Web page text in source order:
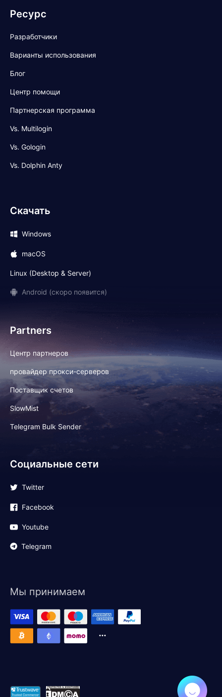
Ресурс
Разработчики
Варианты использования
Блог
Центр помощи
Партнерская программа
Vs. Multilogin
Vs. Gologin
Vs. Dolphin Anty
Скачать
Windows
macOS
Linux (Desktop & Server)
Android (скоро появится)
Partners
Центр партнеров
провайдер прокси-серверов
Поставщик счетов
SlowMist
Telegram Bulk Sender
Социальные сети
Twitter
Facebook
Youtube
Telegram
Мы принимаем